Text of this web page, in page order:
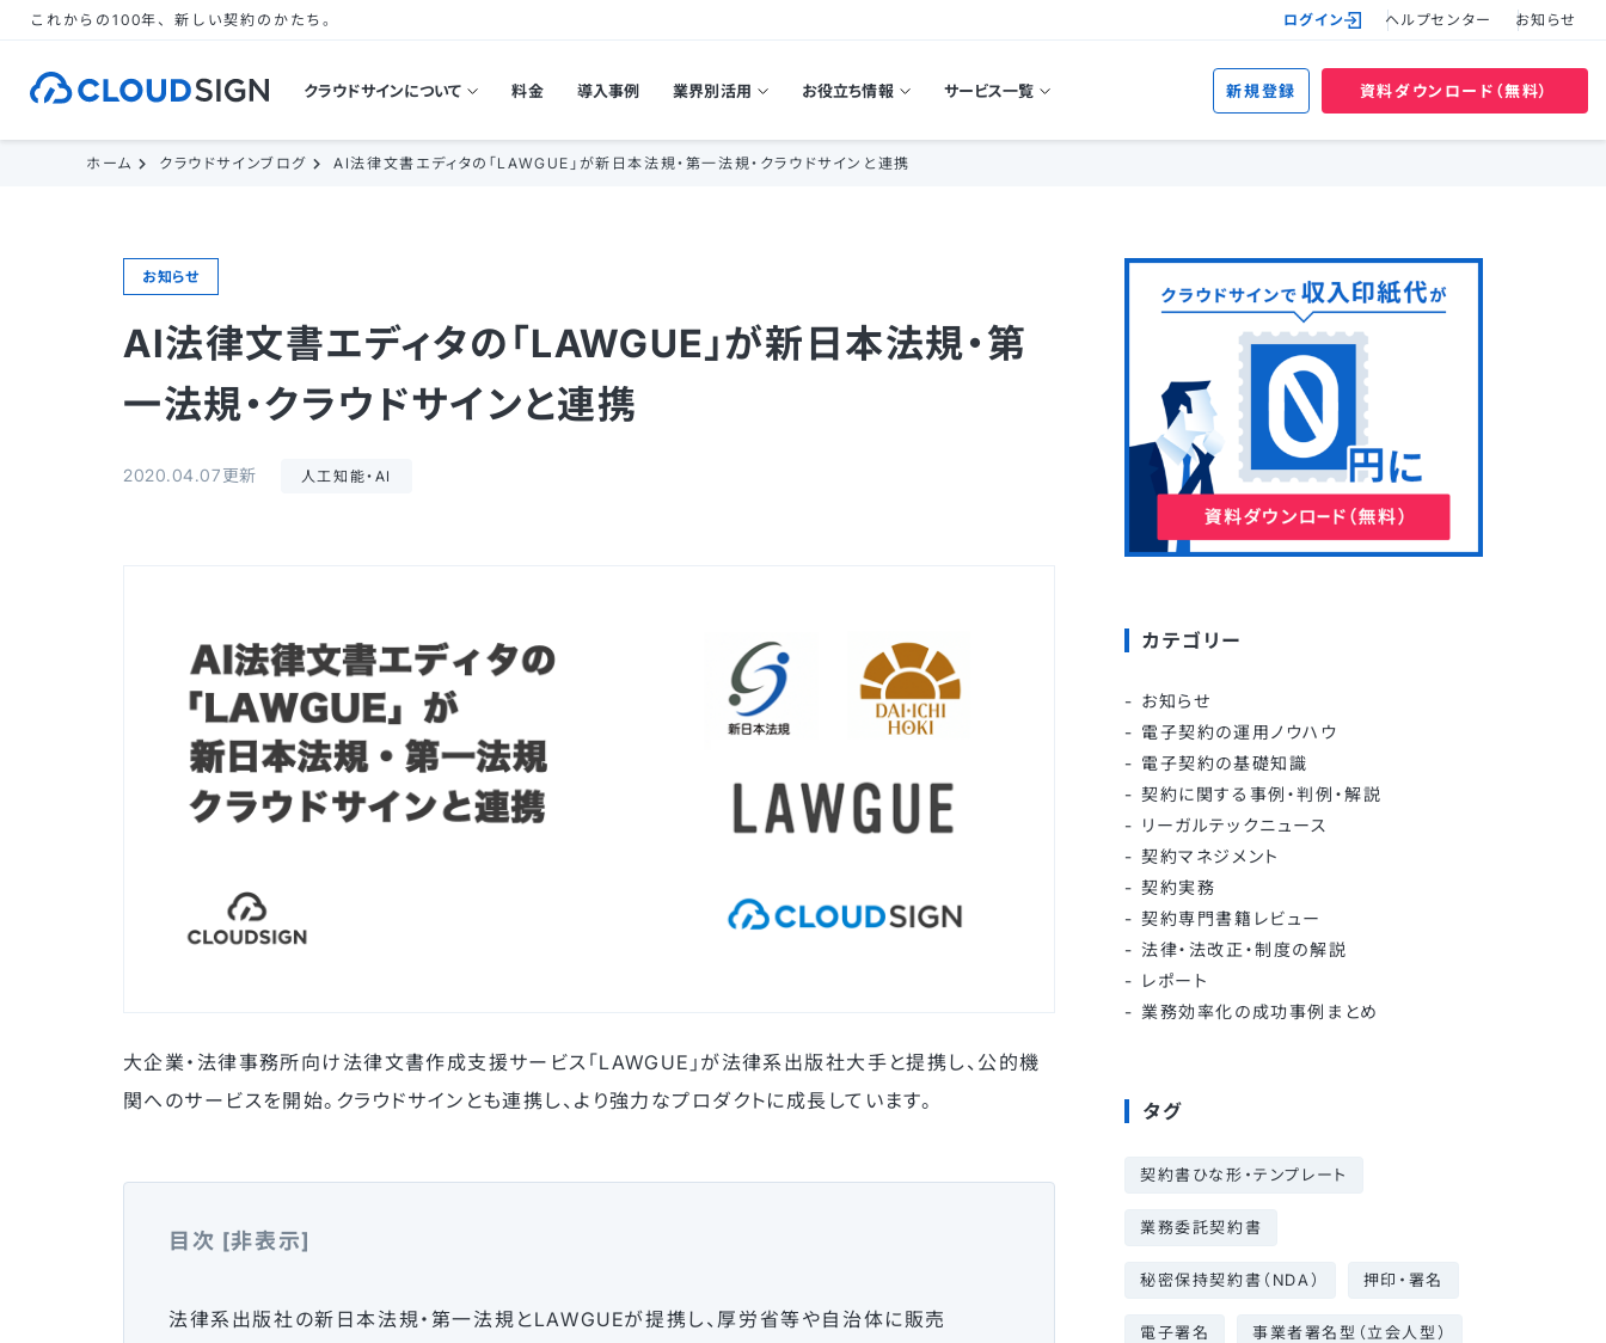
これからの100年、新しい契約のかたち。 ログイン ヘルプセンター お知らせ
クラウドサインについて 料金 導入事例 業界別活用 お役立ち情報 サービス一覧 新規登録 資料ダウンロード（無料）
ホーム クラウドサインブログ AI法律文書エディタの「LAWGUE」が新日本法規・第一法規・クラウドサインと連携
お知らせ
AI法律文書エディタの「LAWGUE」が新日本法規・第
一法規・クラウドサインと連携
2020.04.07更新 人工知能・AI
大企業・法律事務所向け法律文書作成支援サービス「LAWGUE」が法律系出版社大手と提携し、公的機
関へのサービスを開始。クラウドサインとも連携し、より強力なプロダクトに成長しています。
目次 [非表示]
法律系出版社の新日本法規・第一法規とLAWGUEが提携し、厚労省等や自治体に販売
カテゴリー
お知らせ
電子契約の運用ノウハウ
電子契約の基礎知識
契約に関する事例・判例・解説
リーガルテックニュース
契約マネジメント
契約実務
契約専門書籍レビュー
法律・法改正・制度の解説
レポート
業務効率化の成功事例まとめ
タグ
契約書ひな形・テンプレート
業務委託契約書
秘密保持契約書（NDA） 押印・署名
電子署名 事業者署名型（立会人型）